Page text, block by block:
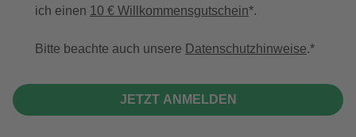
ich einen 10 € Willkommensgutschein*.
Bitte beachte auch unsere Datenschutzhinweise.
JETZT ANMELDEN